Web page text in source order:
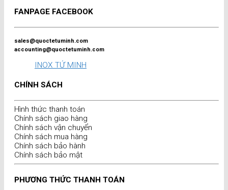
FANPAGE FACEBOOK
sales@quoctetuminh.com
accounting@quoctetuminh.com
INOX TỨ MINH
CHÍNH SÁCH
Hình thức thanh toán
Chính sách giao hàng
Chính sách vận chuyển
Chính sách mua hàng
Chính sách bảo hành
Chính sách bảo mật
PHƯƠNG THỨC THANH TOÁN